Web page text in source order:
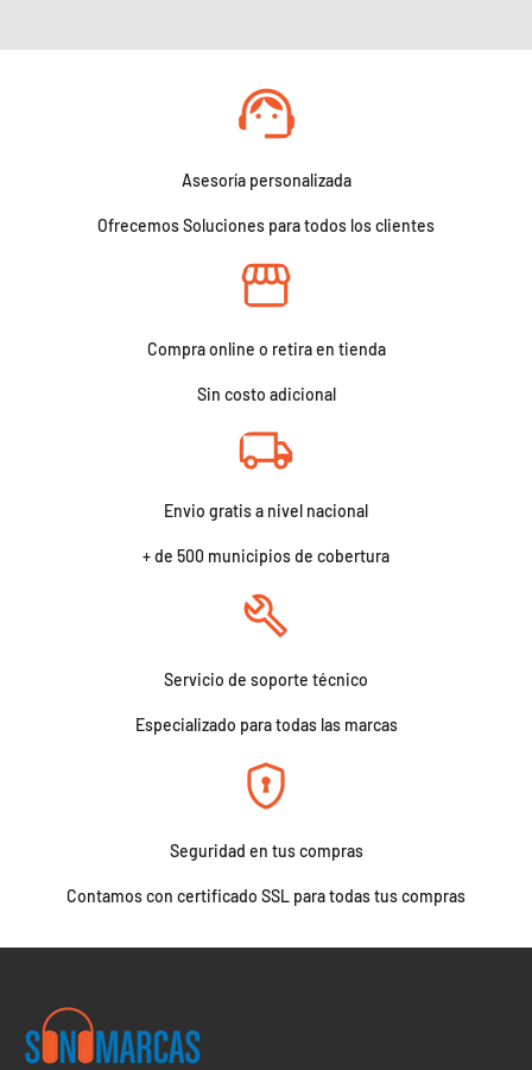
Asesoría personalizada
Ofrecemos Soluciones para todos los clientes
Compra online o retira en tienda
Sin costo adicional
Envio gratis a nivel nacional
+ de 500 municipios de cobertura
Servicio de soporte técnico
Especializado para todas las marcas
Seguridad en tus compras
Contamos con certificado SSL para todas tus compras